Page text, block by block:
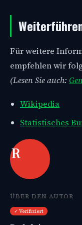
Für weitere
empfehlen wir
(Lesen Sie auch:
Wikipedia
Statistisches
R
ÜBER DEN AUTOR
✓ Verifiziert